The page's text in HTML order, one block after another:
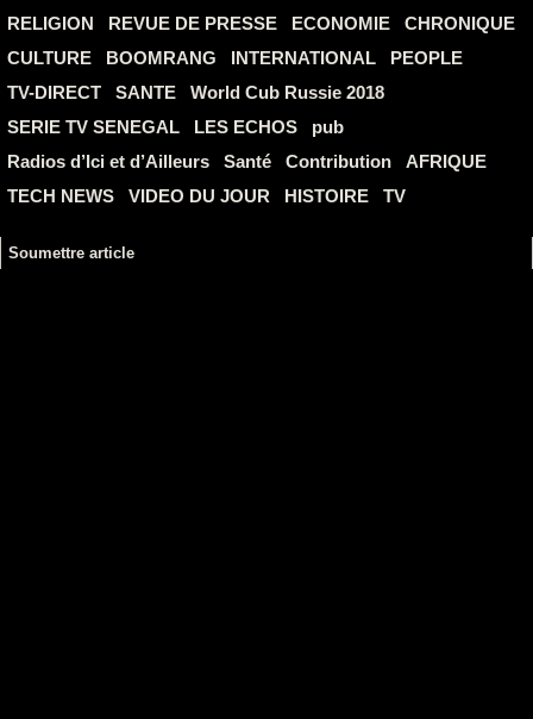
RELIGION
REVUE DE PRESSE ECONOMIE
CHRONIQUE
CULTURE
BOOMRANG INTERNATIONAL
PEOPLE
TV-DIRECT
SANTE
World Cub Russie 2018
SERIE TV SENEGAL
LES ECHOS
pub
Radios d’Ici et d’Ailleurs
Santé Contribution
AFRIQUE
TECH NEWS
VIDEO DU JOUR HISTOIRE TV
Soumettre article